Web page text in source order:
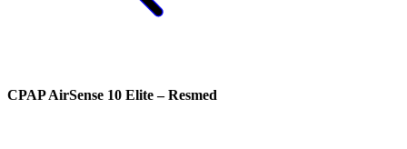
CPAP AirSense 10 Elite – Resmed